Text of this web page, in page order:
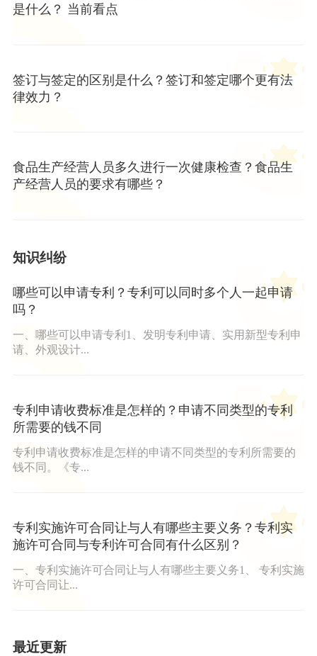
是什么？ 当前看点
签订与签定的区别是什么？签订和签定哪个更有法
律效力？
食品生产经营人员多久进行一次健康检查？食品生
产经营人员的要求有哪些？
知识纠纷
哪些可以申请专利？专利可以同时多个人一起申请
吗？
一、哪些可以申请专利1、发明专利申请、实用新型专利申
请、外观设计...
专利申请收费标准是怎样的？申请不同类型的专利
所需要的钱不同
专利申请收费标准是怎样的申请不同类型的专利所需要的
钱不同。《专...
专利实施许可合同让与人有哪些主要义务？专利实
施许可合同与专利许可合同有什么区别？
一、专利实施许可合同让与人有哪些主要义务1、 专利实施
许可合同让...
最近更新